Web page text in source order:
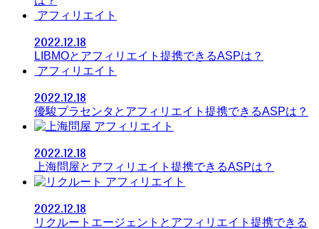
アフィリエイト
2022.12.18
LIBMOとアフィリエイト提携できるASPは？
アフィリエイト
2022.12.18
優駿プラセンタとアフィリエイト提携できるASPは？
アフィリエイト
2022.12.18
上海問屋とアフィリエイト提携できるASPは？
アフィリエイト
2022.12.18
リクルートエージェントとアフィリエイト提携できる